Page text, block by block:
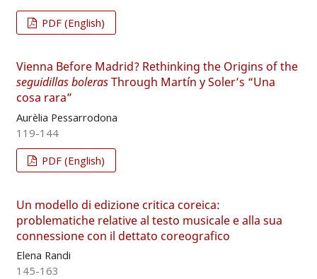
PDF (English)
Vienna Before Madrid? Rethinking the Origins of the
seguidillas bolerasThrough Martín y Soler’s “Una
cosa rara”
Aurèlia Pessarrodona
119-144
PDF (English)
Un modello di edizione critica coreica:
problematiche relative al testo musicale e alla sua
connessione con il dettato coreografico
Elena Randi
145-163